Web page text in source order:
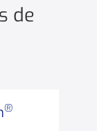
de
®